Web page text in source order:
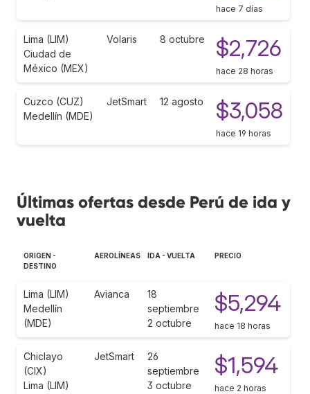
hace 7 días
Lima (LIM)
Ciudad de
México (MEX)
Volaris 8 octubre $2,726
hace 28 horas
Cuzco (CUZ)
Medellín (MDE)
JetSmart 12 agosto $3,058
hace 19 horas
Últimas ofertas desde Perú de ida y
vuelta
ORIGEN -
DESTINO
AEROLÍNEAS IDA - VUELTA PRECIO
Lima (LIM)
Medellín
(MDE)
Avianca
18
septiembre
2 octubre
$5,294
hace 18 horas
Chiclayo
(CIX)
Lima (LIM)
JetSmart
26
septiembre
3 octubre
$1,594
hace 2 horas